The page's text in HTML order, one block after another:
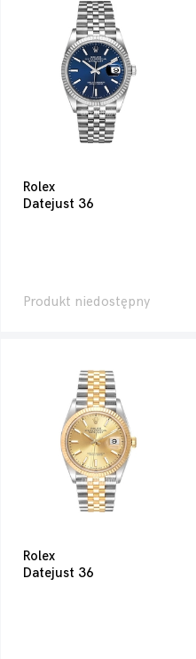
Rolex
Datejust 36
Produkt niedostępny
Rolex
Datejust 36